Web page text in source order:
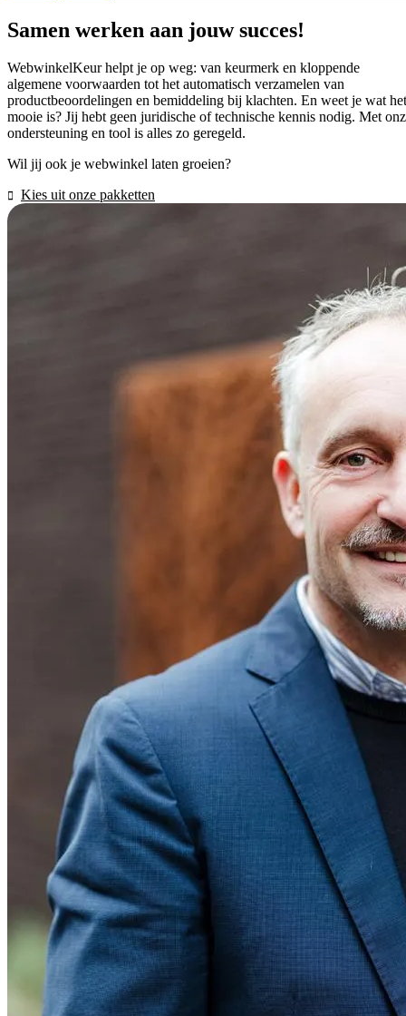
Samen werken aan jouw succes!
WebwinkelKeur helpt je op weg: van keurmerk en kloppende
algemene voorwaarden tot het automatisch verzamelen van
productbeoordelingen en bemiddeling bij klachten. En weet je wat het
mooie is? Jij hebt geen juridische of technische kennis nodig. Met
ondersteuning en tool is alles zo geregeld.
Wil jij ook je webwinkel laten groeien?
Kies uit onze pakketten